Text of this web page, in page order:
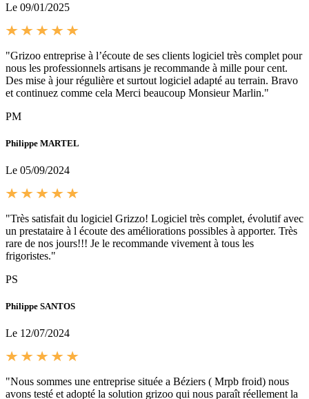
Le 09/01/2025
"Grizoo entreprise à l’écoute de ses clients logiciel très complet pour
nous les professionnels artisans je recommande à mille pour cent.
Des mise à jour régulière et surtout logiciel adapté au terrain. Bravo
et continuez comme cela Merci beaucoup Monsieur Marlin."
PM
Philippe MARTEL
Le 05/09/2024
"Très satisfait du logiciel Grizzo! Logiciel très complet, évolutif avec
un prestataire à l écoute des améliorations possibles à apporter. Très
rare de nos jours!!! Je le recommande vivement à tous les
frigoristes."
PS
Philippe SANTOS
Le 12/07/2024
"Nous sommes une entreprise située a Béziers ( Mrpb froid) nous
avons testé et adopté la solution grizoo qui nous paraît réellement la